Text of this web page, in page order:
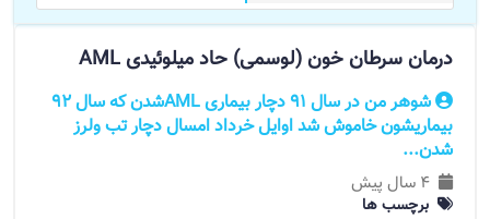
درمان سرطان خون (لوسمی) حاد میلوئیدی AML
شوهر من در سال ۹۱ دچار بیماری AMLشدن که سال ۹۲
بیماریشون خاموش شد اوایل خرداد امسال دچار تب ولرز
شدن...
4 سال پیش
برچسب ها